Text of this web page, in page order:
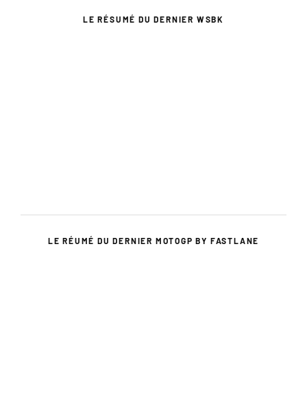
LE RÉSUMÉ DU DERNIER WSBK
LE RÉUMÉ DU DERNIER MOTOGP BY FASTLANE